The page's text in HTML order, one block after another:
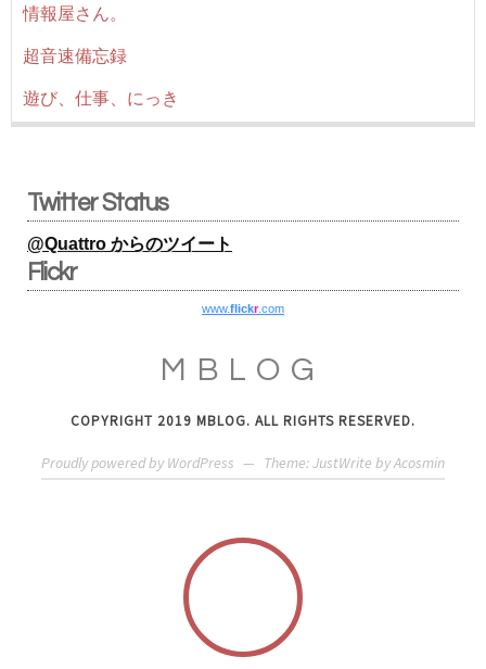
情報屋さん。
超音速備忘録
遊び、仕事、にっき
Twitter Status
@Quattro からのツイート
Flickr
www.flickr.com
MBLOG
COPYRIGHT 2019 MBLOG. ALL RIGHTS RESERVED.
Proudly powered by WordPress — Theme: JustWrite byAcosmin